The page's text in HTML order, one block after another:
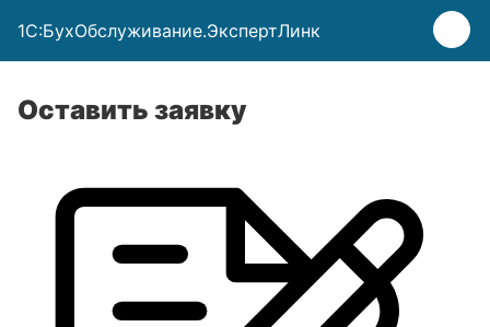
1C:БухОбслуживание.ЭкспертЛинк
Оставить заявку